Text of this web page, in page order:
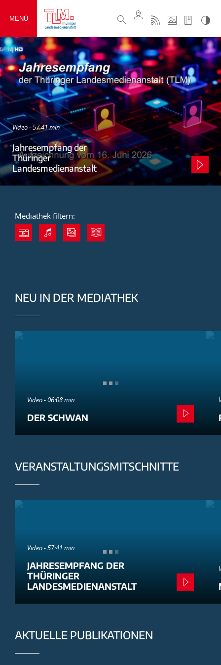
MENÜ
Video - 57:41 min
Jahresempfang der
Thüringer
Landesmedienanstalt
Mediathek filtern:
NEU IN DER MEDIATHEK
Video - 06:08 min
DER SCHWAN
VERANSTALTUNGSMITSCHNITTE
Video - 57:41 min
JAHRESEMPFANG DER
THÜRINGER
LANDESMEDIENANSTALT
AKTUELLE PUBLIKATIONEN